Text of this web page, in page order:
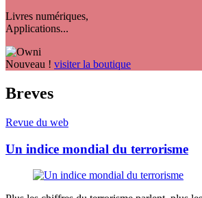
Livres numériques,
Applications...
Nouveau ! visiter la boutique
Breves
Revue du web
Un indice mondial du terrorisme